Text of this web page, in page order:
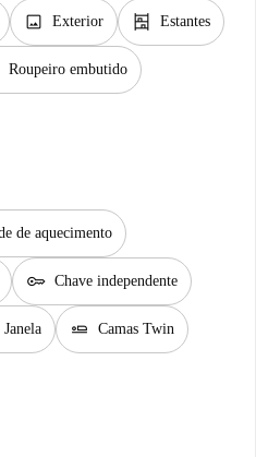
image Exterior shelves Estantes
Roupeiro embutido
de aquecimento
key Chave independente
Janela airline_seat_flat Camas Twin